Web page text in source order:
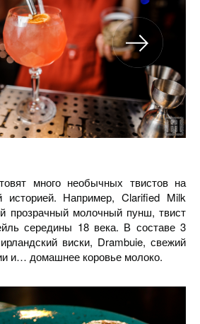
много необычных твистов на
историей. Например, Clarified Milk
прозрачный молочный пунш, твист
середины 18 века. В составе 3
виски, Drambuie, свежий
и… домашнее коровье молоко.